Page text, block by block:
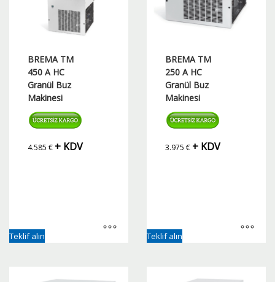
BREMA TM
450 A HC
Granül Buz
Makinesi
4.585 € + KDV
Teklif alın
BREMA TM
250 A HC
Granül Buz
Makinesi
3.975 € + KDV
Teklif alın